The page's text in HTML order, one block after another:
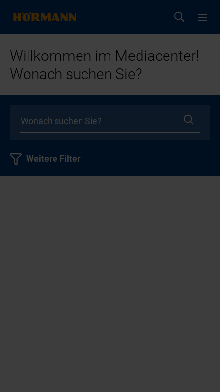
Willkommen im Mediacenter!
Wonach suchen Sie?
Weitere Filter